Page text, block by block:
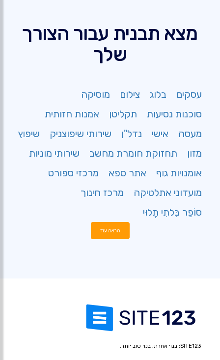
מצא תבנית עבור הצורך
שלך
עסקים בלוג צילום
מוסיקה
סוכנות נסיעות
תקליטן
אמנות חזותית
מעסה
אישי נדל"ן שירותי שיפוצניק
שיפוץ
מזון
תחזוקת חומרת מחשב
שירותי מוניות
אומנויות גוף
אתר ספא
מרכזי ספורט
מועדוני אתלטיקה
מרכז חינוך
סוֹפֵר בִּלתִי תָלוּי
הראה עוד
SITE123: בנוי אחרת, בנוי טוב יותר.